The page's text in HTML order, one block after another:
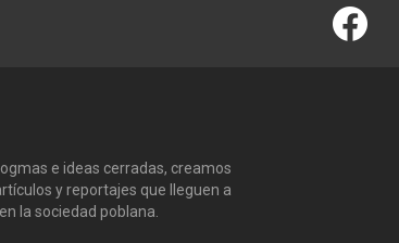
e ideas cerradas, creamos
y reportajes que lleguen a
la sociedad poblana.